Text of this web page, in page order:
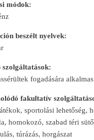
módok:
beszélt nyelvek:
szolgáltatások:
fogadására alkalmas
fakultatív
sportolási lehetőség,
homokozó, szabad téri
túrázás, horgászat